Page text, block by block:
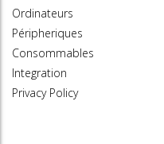
Ordinateurs
Péripheriques
Consommables
Integration
Privacy Policy